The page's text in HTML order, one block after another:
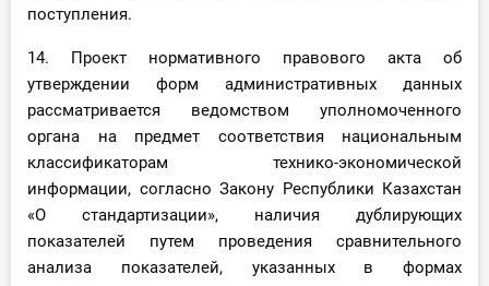
поступления.
14. Проект нормативного правового акта об
утверждении форм административных данных
рассматривается ведомством уполномоченного
органа на предмет соответствия национальным
классификаторам технико-экономической
информации, согласно Закону Республики Казахстан
«О стандартизации», наличия дублирующих
показателей путем проведения сравнительного
анализа показателей, указанных в формах